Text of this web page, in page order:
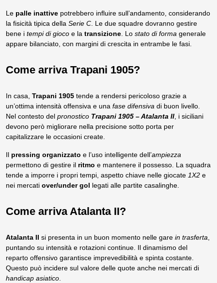
Le palle inattive potrebbero influire sull’andamento, considerando
la fisicità tipica della Serie C. Le due squadre dovranno gestire
bene i tempi di gioco e la transizione. Lo stato di forma generale
appare bilanciato, con margini di crescita in entrambe le fasi.
Come arriva Trapani 1905?
In casa, Trapani 1905 tende a rendersi pericoloso grazie a
un’ottima intensità offensiva e una fase difensiva di buon livello.
Nel contesto del pronostico Trapani 1905 – Atalanta II, i siciliani
devono però migliorare nella precisione sotto porta per
capitalizzare le occasioni create.
Il pressing organizzato e l’uso intelligente dell’ampiezza
permettono di gestire il ritmo e mantenere il possesso. La squadra
tende a imporre i propri tempi, aspetto chiave nelle giocate 1X2 e
nei mercati over/under gol legati alle partite casalinghe.
Come arriva Atalanta II?
Atalanta II si presenta in un buon momento nelle gare in trasferta,
puntando su intensità e rotazioni continue. Il dinamismo del
reparto offensivo garantisce imprevedibilità e spinta costante.
Questo può incidere sul valore delle quote anche nei mercati di
handicap asiatico.